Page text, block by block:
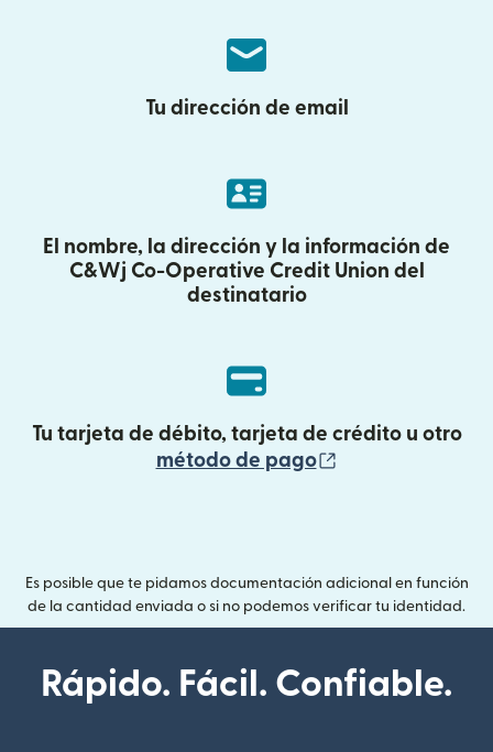
Tu dirección de email
El nombre, la dirección y la información de
C&Wj Co-Operative Credit Union del
destinatario
Tu tarjeta de débito, tarjeta de crédito u otro
método de pago
Es posible que te pidamos documentación adicional en función
de la cantidad enviada o si no podemos verificar tu identidad.
Rápido. Fácil. Confiable.